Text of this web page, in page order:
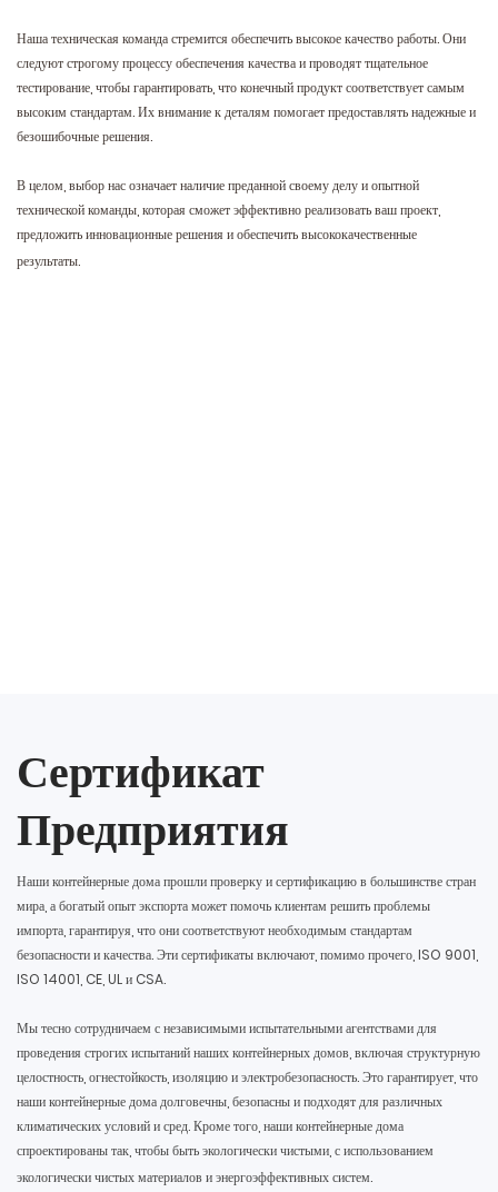
Наша техническая команда стремится обеспечить высокое качество работы. Они
следуют строгому процессу обеспечения качества и проводят тщательное
тестирование, чтобы гарантировать, что конечный продукт соответствует самым
высоким стандартам. Их внимание к деталям помогает предоставлять надежные и
безошибочные решения.
В целом, выбор нас означает наличие преданной своему делу и опытной
технической команды, которая сможет эффективно реализовать ваш проект,
предложить инновационные решения и обеспечить высококачественные
результаты.
Сертификат
Предприятия
Наши контейнерные дома прошли проверку и сертификацию в большинстве стран
мира, а богатый опыт экспорта может помочь клиентам решить проблемы
импорта, гарантируя, что они соответствуют необходимым стандартам
безопасности и качества. Эти сертификаты включают, помимо прочего, ISO 9001,
ISO 14001, CE, UL и CSA.
Мы тесно сотрудничаем с независимыми испытательными агентствами для
проведения строгих испытаний наших контейнерных домов, включая структурную
целостность, огнестойкость, изоляцию и электробезопасность. Это гарантирует, что
наши контейнерные дома долговечны, безопасны и подходят для различных
климатических условий и сред. Кроме того, наши контейнерные дома
спроектированы так, чтобы быть экологически чистыми, с использованием
экологически чистых материалов и энергоэффективных систем.